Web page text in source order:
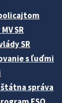
SR
SR
s ľuďmi
správa